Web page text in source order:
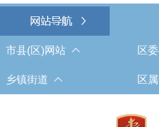
市县(区)网站 区
乡镇街道 区